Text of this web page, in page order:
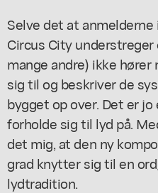
Selve det at
Circus City
mange andre) ikke
sig til og beskriver de
bygget op over. Det er
forholde sig til lyd på.
det mig, at den ny
grad knytter sig til en
lydtradition.